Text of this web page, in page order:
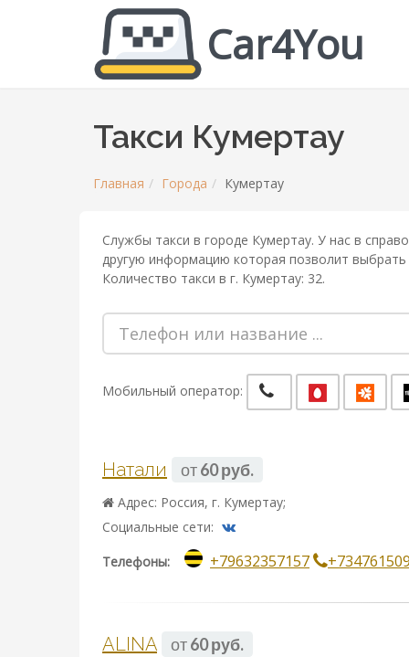
Car4You
Такси Кумертау
Главная Города Кумертау
Службы такси в городе Кумертау. У нас в
другую информацию которая позволит
Количество такси в г. Кумертау: 32.
Мобильный оператор:
Натали от60 руб.
Адрес: Россия, г. Кумертау;
Социальные сети:
Телефоны: +79632357157
ALINA от60 руб.